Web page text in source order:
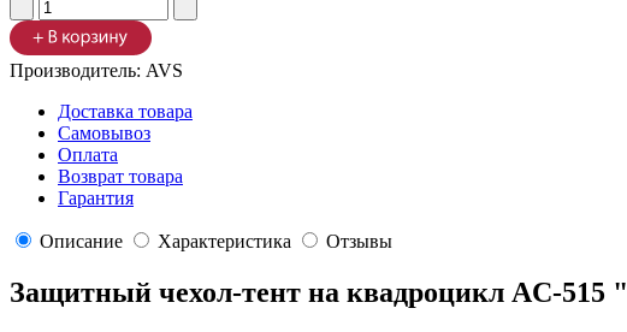
Производитель: AVS
Доставка товара
Самовывоз
Оплата
Возврат товара
Гарантия
Описание Характеристика Отзывы
Защитный чехол-тент на квадроцикл AC-